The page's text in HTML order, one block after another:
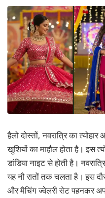
हैलो दोस्तों, नवरात्रि का
खुशियों का माहौल होता है। इस
डांडिया नाइट से होती है।
यह नौ रातों तक चलता है। इस
और मैचिंग ज्वेलरी सेट पहनकर